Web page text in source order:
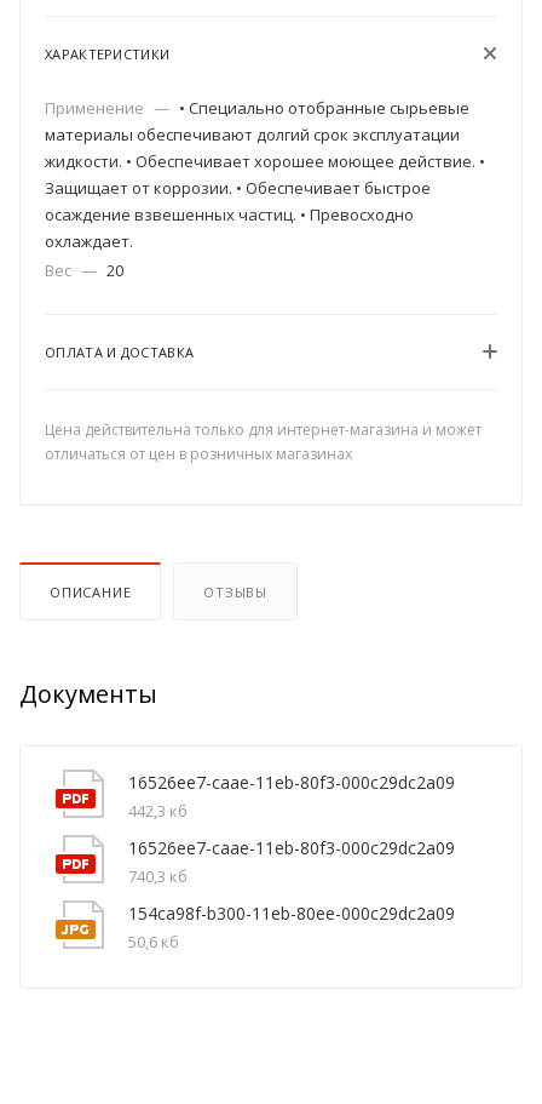
ХАРАКТЕРИСТИКИ
Применение — • Специально отобранные сырьевые
материалы обеспечивают долгий срок эксплуатации
жидкости. • Обеспечивает хорошее моющее действие. •
Защищает от коррозии. • Обеспечивает быстрое
осаждение взвешенных частиц. • Превосходно
охлаждает.
Вес — 20
ОПЛАТА И ДОСТАВКА
Цена действительна только для интернет-магазина и может
отличаться от цен в розничных магазинах
ОПИСАНИЕ ОТЗЫВЫ
Документы
16526ee7-caae-11eb-80f3-000c29dc2a09
442,3 кб
16526ee7-caae-11eb-80f3-000c29dc2a09
740,3 кб
154ca98f-b300-11eb-80ee-000c29dc2a09
50,6 кб